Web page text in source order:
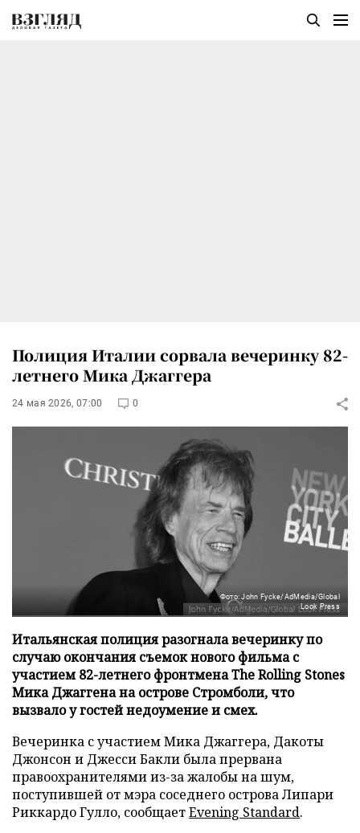
Полиция Италии сорвала вечеринку 82-
летнего Мика Джаггера
24 мая 2026, 07:00 0
Фото: John Fycke/AdMedia/Global
Look Press
Итальянская полиция разогнала вечеринку по
случаю окончания съемок нового фильма с
участием 82-летнего фронтмена The Rolling Stones
Мика Джаггена на острове Стромболи, что
вызвало у гостей недоумение и смех.
Вечеринка с участием Мика Джаггера, Дакоты
Джонсон и Джесси Бакли была прервана
правоохранителями из-за жалобы на шум,
поступившей от мэра соседнего острова Липари
Риккардо Гулло, сообщаетEvening Standard.